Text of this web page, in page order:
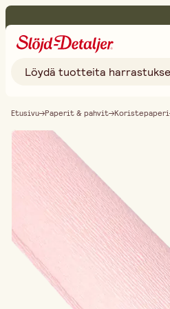
Etusivu Paperit & pahvit Koristepaperi